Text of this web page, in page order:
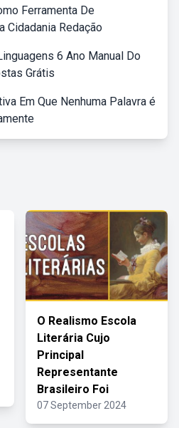
Ferramenta De
Cidadania Redação
6 Ano Manual Do
Grátis
Em Que Nenhuma Palavra é
O Realismo Escola
Literária Cujo
Principal
Representante
Brasileiro Foi
07 September 2024